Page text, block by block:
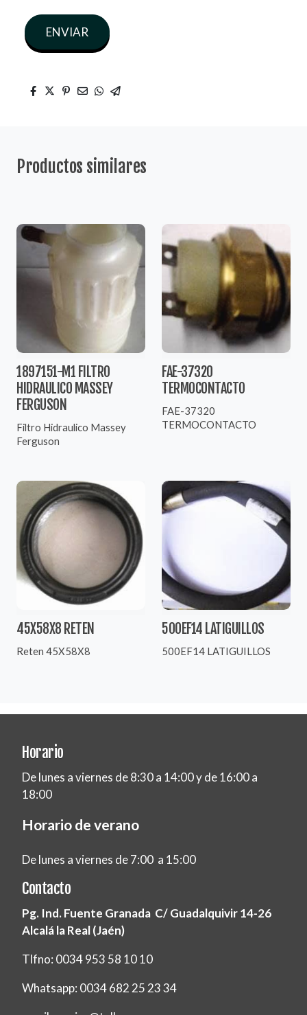
ENVIAR
Productos similares
1897151-M1 FILTRO
HIDRAULICO MASSEY
FERGUSON
Filtro Hidraulico Massey
Ferguson
FAE-37320
TERMOCONTACTO
FAE-37320
TERMOCONTACTO
45X58X8 RETEN
Reten 45X58X8
500EF14 LATIGUILLOS
500EF14 LATIGUILLOS
Horario
De lunes a viernes de 8:30 a 14:00 y de 16:00 a
18:00
Horario de verano
De lunes a viernes de 7:00 a 15:00
Contacto
Pg. Ind. Fuente Granada C/ Guadalquivir 14-26
Alcalá la Real (Jaén)
Tlfno: 0034 953 58 10 10
Whatsapp: 0034 682 25 23 34